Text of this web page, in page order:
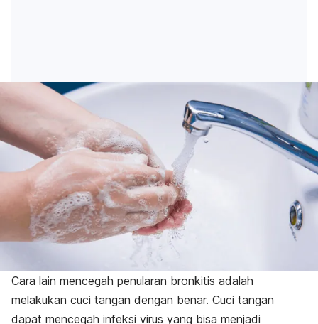
Cara lain mencegah penularan bronkitis adalah
melakukan cuci tangan dengan benar. Cuci tangan
dapat mencegah infeksi virus yang bisa menjadi